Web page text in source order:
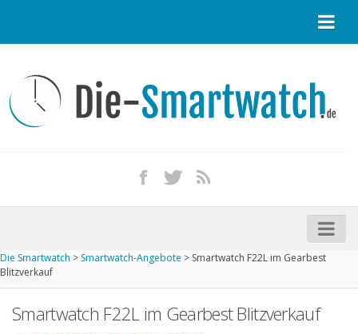
Kontakt / Tipp geben
Impressum
iPhone kaufen
Startseite
Kommende Smartwatches
Die Smartwatch > Smartwatch-Angebote > Smartwatch F22L im Gearbest
Blitzverkauf
Smartwatch F22L im Gearbest Blitzverkauf